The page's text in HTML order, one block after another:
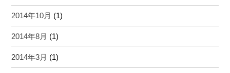
2014年10月 (1)
2014年8月 (1)
2014年3月 (1)